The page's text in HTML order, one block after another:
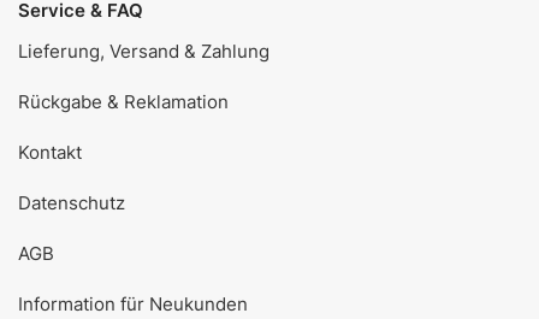
Service & FAQ
Lieferung, Versand & Zahlung
Rückgabe & Reklamation
Kontakt
Datenschutz
AGB
Information für Neukunden